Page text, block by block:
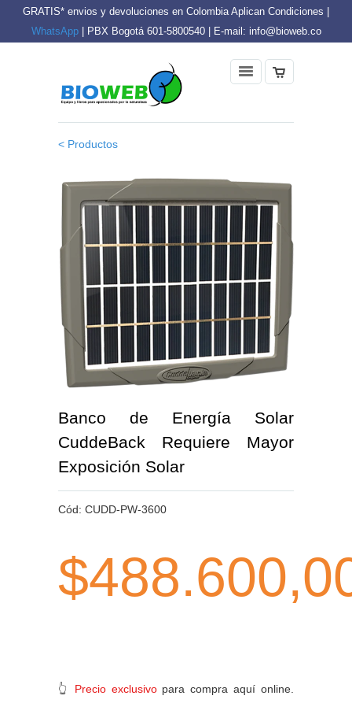
GRATIS* envios y devoluciones en Colombia Aplican Condiciones |
WhatsApp| PBX Bogotá 601-5800540 | E-mail: info@bioweb.co
< Productos
Banco de Energía Solar
CuddeBack Requiere Mayor
Exposición Solar
Cód: CUDD-PW-3600
👆 Precio exclusivopara compra aquí online.